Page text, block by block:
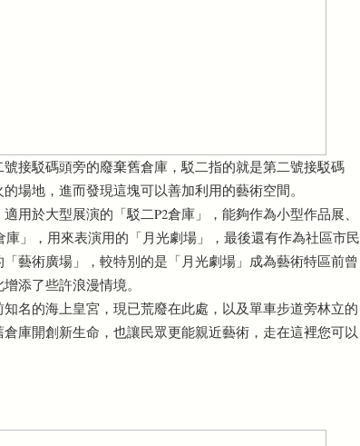
號接駁碼頭旁的廢棄舊倉庫，駁二指的就是第二號接駁碼
場地，進而發現這塊可以善加利用的藝術空間。
用於大型展演的「駁二P2倉庫」，能夠作為小型作品展、
」，用來表演用的「月光劇場」，最後還有作為社區市民
藝術廣場」，較特別的是「月光劇場」成為藝術特區前曾
添了些許浪漫情境。
名的海上皇宮，現已荒廢在此處，以及單車步道旁林立的
庫開創新生命，也讓民眾更能親近藝術，走在這裡您可以